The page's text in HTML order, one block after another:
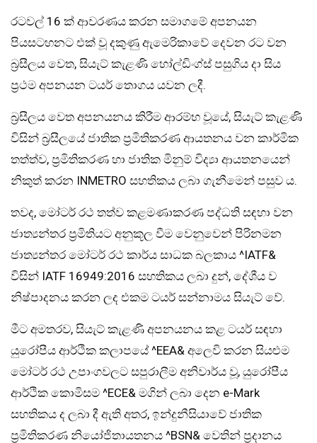
රටවල් 16 ක් ආවරණය කරන සමාගමේ අපනයන
පියසටහනට එක් වූ දකුණු ඇමෙරිකාවේ දෙවන රට වන
බ්‍රසීලය වෙත, සියැට් කැළණි හෝල්ඩිංග්ස් පසුගිය දා සිය
ප්‍රථම අපනයන ටයර් තොගය යවන ලදී.
බ්‍රසීලය වෙත අපනයනය කිරීම ආරම්භ වූයේ, සියැට් කැළණි
විසින් බ්‍රසීලයේ ජාතික ප්‍රමිතිකරණ ආයතනය වන කාර්මික
තත්ත්ව, ප්‍රමිතිකරණ හා ජාතික මිනුම් විද්‍යා ආයතනයෙන්
නිකුත් කරන INMETRO සහතිකය ලබා ගැනීමෙන් පසුව ය.
තවද, මෝටර් රථ තත්ව කළමණාකරණ පද්ධති සඳහා වන
ජාත්‍යන්තර ප්‍රමිතියට අනුකූල වීම වෙනුවෙන් පිරිනමන
ජාත්‍යන්තර මෝටර් රථ කාර්ය සාධක බලකාය ^IATF&
විසින් IATF 16949:2016 සහතිකය ලබා දුන්, දේශීය ව
නිෂ්පාදනය කරන ලද එකම ටයර් සන්නාමය සියැට් වේ.
මීට අමතරව, සියැට් කැළණි අපනයනය කළ ටයර් සඳහා
යුරෝපීය ආර්ථික කලාපයේ ^EEA& අලෙවි කරන සියළුම
මෝටර් රථ උපාංගවලට සපුරාලීම අනිවාර්ය වූ, යුරෝපීය
ආර්ථික කොමිසම ^ECE& මගින් ලබා දෙන e-Mark
සහතිකය ද ලබා දී ඇති අතර, ඉන්දුනීසියාවේ ජාතික
ප්‍රමිතිකරණ නියෝජිතායතනය ^BSN& වෙතින් ප්‍රදානය